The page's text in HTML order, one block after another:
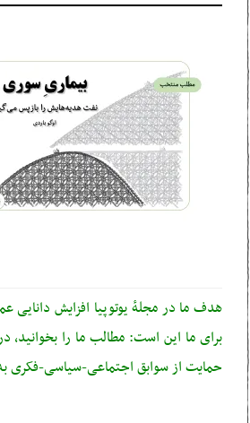
هدف ما در مجلهٔ یوتوپیا افزایش
برای ما این است: مطالب ما را بخوانید،
حمایت از سوابق اجتماعی-سیاسی-فکری